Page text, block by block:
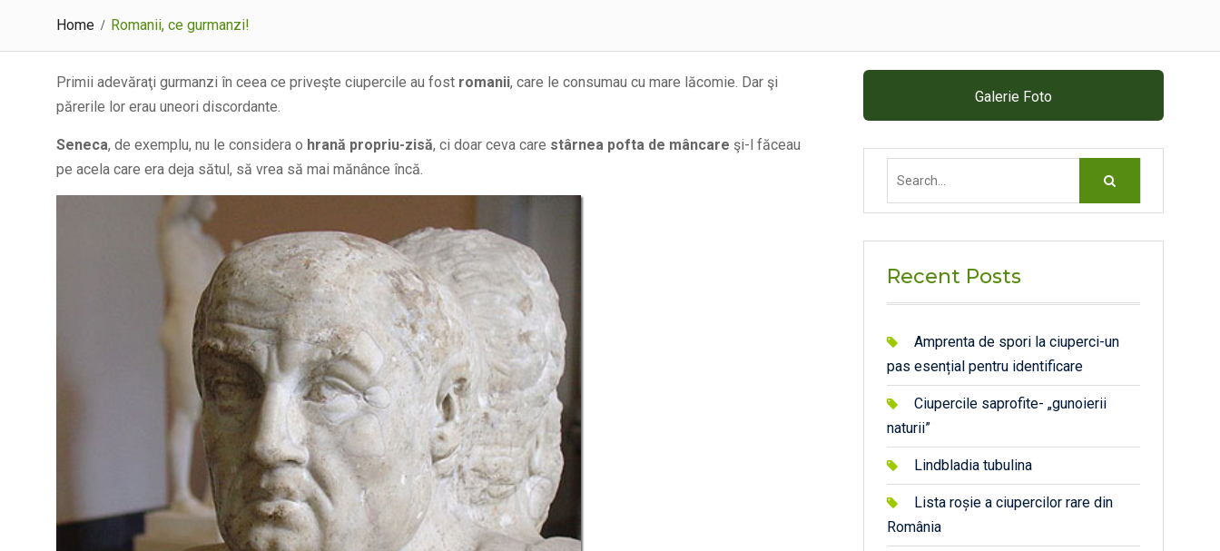
Home Romanii, ce gurmanzi!
Primii adevăraţi gurmanzi în ceea ce priveşte ciupercile au fost romanii, care le consumau cu mare lăcomie. Dar şi
părerile lor erau uneori discordante.
Seneca, de exemplu, nu le considera o hrană propriu-zisă, ci doar ceva care stârnea pofta de mâncare şi-l făceau
pe acela care era deja sătul, să vrea să mai mănânce încă.
Galerie Foto
Recent Posts
Amprenta de spori la ciuperci-un
pas esențial pentru identificare
Ciupercile saprofite- „gunoierii
naturii”
Lindbladia tubulina
Lista roșie a ciupercilor rare din
România